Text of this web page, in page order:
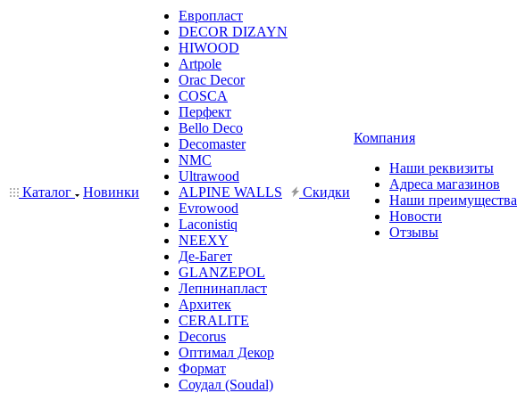
Каталог Новинки
Европласт
DECOR DIZAYN
HIWOOD
Artpole
Orac Decor
COSCA
Перфект
Bello Deco
Decomaster
NMС
Ultrawood
ALPINE WALLS
Evrowood
Laconistiq
NEEXY
Де-Багет
GLANZEPOL
Лепнинапласт
Архитек
CERALITE
Decorus
Оптимал Декор
Формат
Соудал (Soudal)
Скидки
Компания
Наши реквизиты
Адреса магазинов
Наши преимущества
Новости
Отзывы